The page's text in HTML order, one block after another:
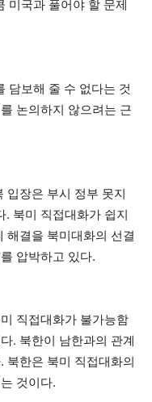
미국과 풀어야 할 문제
담보해 줄 수 없다는 것
논의하지 않으려는 근
입장은 부시 정부 못지
. 북미 직접대화가 쉽지
해결을 북미대화의 선결
압박하고 있다.
직접대화가 불가능함
. 북한이 남한과의 관계
북한은 북미 직접대화의
것이다.